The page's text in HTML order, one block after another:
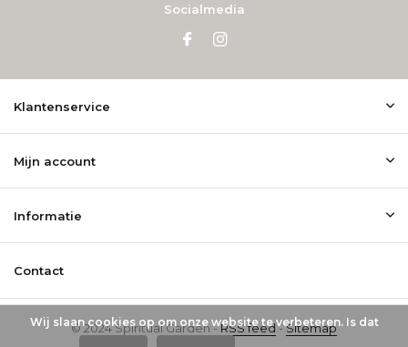
Socialmedia
Klantenservice
Mijn account
Informatie
Contact
© 2024 Spiritual Garden -RSS feed-Sitemap
Wij slaan cookies op om onze website te verbeteren. Is dat